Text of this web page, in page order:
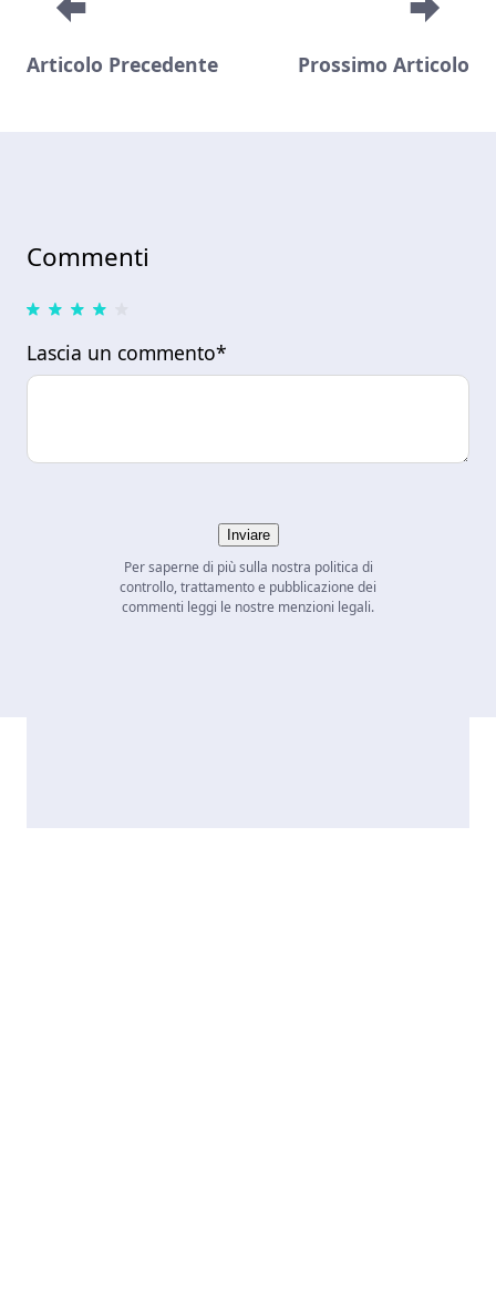
Articolo Precedente Prossimo Articolo
Commenti
Lascia un commento*
Inviare
Per saperne di più sulla nostra politica di
controllo, trattamento e pubblicazione dei
commenti leggi le nostre menzioni legali.